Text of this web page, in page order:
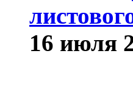
16 июля